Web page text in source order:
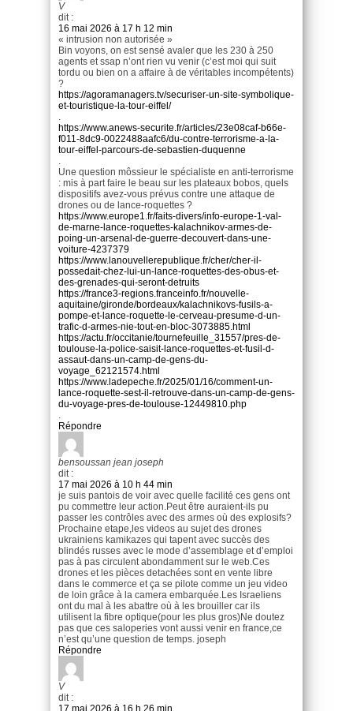
V
dit :
16 mai 2026 à 17 h 12 min
« intrusion non autorisée »
Bin voyons, on est sensé avaler que les 230 à 250
agents et ssap n’ont rien vu venir (c’est moi qui suit
tordu ou bien on a affaire à de véritables incompétents)
?
https://agoramanagers.tv/securiser-un-site-symbolique-
et-touristique-la-tour-eiffel/
.
https://www.anews-securite.fr/articles/23e08caf-b66e-
f011-8dc9-0022488aafc6/du-contre-terrorisme-a-la-
tour-eiffel-parcours-de-sebastien-duquenne
.
Une question môssieur le spécialiste en anti-terrorisme
: mis à part faire le beau sur les plateaux bobos, quels
dispositifs avez-vous prévus contre une attaque de
drones ou de lance-roquettes ?
https://www.europe1.fr/faits-divers/info-europe-1-val-
de-marne-lance-roquettes-kalachnikov-armes-de-
poing-un-arsenal-de-guerre-decouvert-dans-une-
voiture-4237379
https://www.lanouvellerepublique.fr/cher/cher-il-
possedait-chez-lui-un-lance-roquettes-des-obus-et-
des-grenades-qui-seront-detruits
https://france3-regions.franceinfo.fr/nouvelle-
aquitaine/gironde/bordeaux/kalachnikovs-fusils-a-
pompe-et-lance-roquette-le-cerveau-presume-d-un-
trafic-d-armes-nie-tout-en-bloc-3073885.html
https://actu.fr/occitanie/tournefeuille_31557/pres-de-
toulouse-la-police-saisit-lance-roquettes-et-fusil-d-
assaut-dans-un-camp-de-gens-du-
voyage_62121574.html
https://www.ladepeche.fr/2025/01/16/comment-un-
lance-roquette-sest-il-retrouve-dans-un-camp-de-gens-
du-voyage-pres-de-toulouse-12449810.php
.
Répondre
bensoussan jean joseph
dit :
17 mai 2026 à 10 h 44 min
je suis pantois de voir avec quelle facilité ces gens ont
pu commettre leur action.Peut être auraient-ils pu
passer les contrôles avec des armes où des explosifs?
Prochaine etape,les videos au sujet des drones
ukrainiens kamikazes qui tapent avec succès des
blindés russes avec le mode d’assemblage et d’emploi
pas à pas circulent abondamment sur le web.Ces
drones et les pièces detachées sont en vente libre
dans le commerce et ça se pilote comme un jeu video
de loin grâce à la camera embarquée.Les Israeliens
ont du mal à les abattre où à les brouiller car ils
utilisent la fibre optique(pour les plus gros)Ne doutez
pas que ces saloperies vont aussi venir en france,ce
n’est qu’une question de temps. joseph
Répondre
V
dit :
17 mai 2026 à 16 h 26 min